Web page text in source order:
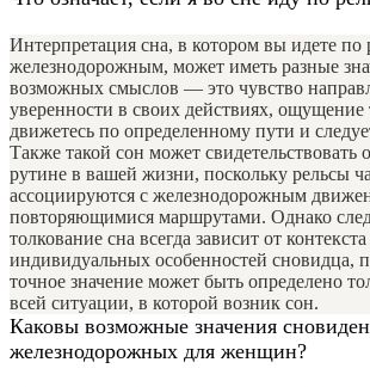
Интерпретация сна, в котором вы идете по
железнодорожным, может иметь разные
возможных смыслов — это чувство
уверенности в своих действиях, ощущение
движетесь по определенному пути и
Также такой сон может свидетельствовать
рутине в вашей жизни, поскольку рельсы
ассоциируются с железнодорожным
повторяющимися маршрутами. Однако
толкование сна всегда зависит от
индивидуальных особенностей сновидца,
точное значение может быть определено
всей ситуации, в которой возник сон.
Каковы возможные значения
железнодорожных для женщин?